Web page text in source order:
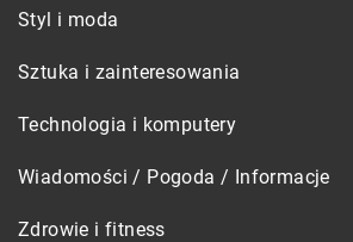
Styl i moda
Sztuka i zainteresowania
Technologia i komputery
Wiadomości / Pogoda / Informacje
Zdrowie i fitness